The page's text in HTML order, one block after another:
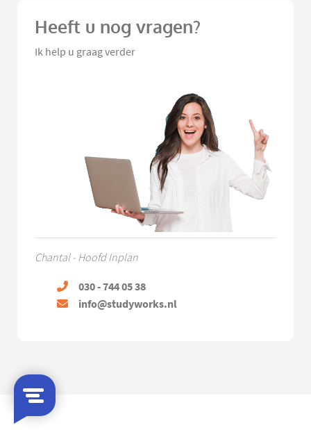
Heeft u nog vragen?
Ik help u graag verder
Chantal - Hoofd Inplan
030 - 744 05 38
info@studyworks.nl